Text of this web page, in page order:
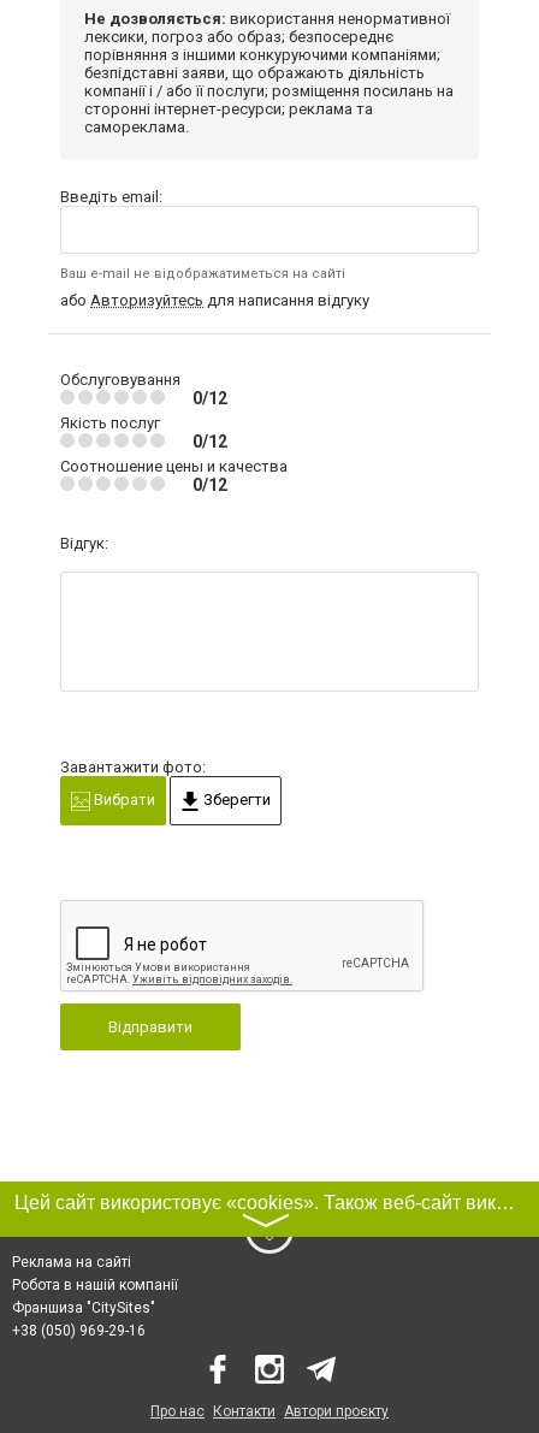
Не дозволяється: використання ненормативної
лексики, погроз або образ; безпосереднє
порівняння з іншими конкуруючими компаніями;
безпідставні заяви, що ображають діяльність
компанії і / або її послуги; розміщення посилань на
сторонні інтернет-ресурси; реклама та
самореклама.
Введіть email:
Ваш e-mail не відображатиметься на сайті
або Авторизуйтесь для написання відгуку
Обслуговування
0/12
Якість послуг
0/12
Соотношение цены и качества
0/12
Відгук:
Завантажити фото:
Вибрати
Зберегти
Відправити
Цей сайт використовує «cookies». Також веб-сайт використовує інтернет-сервіс для збору технічних даних стосовно відвідувачів з метою отримання маркетингової та статистичної інформації. Умови обробки даних відвідувачів сайту див.
〉
Реклама на сайті
Робота в нашій компанії
Франшиза "CitySites"
+38 (050) 969-29-16
Про нас Контакти Автори проєкту